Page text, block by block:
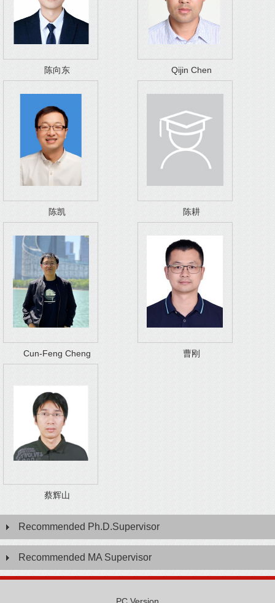
陈向东 Qijin Chen
陈凯 陈耕
Cun-Feng Cheng 曹刚
蔡辉山
Recommended Ph.D.Supervisor
Recommended MA Supervisor